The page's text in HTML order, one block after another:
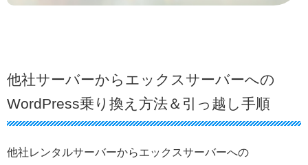
他社サーバーからエックスサーバーへの
WordPress乗り換え方法＆引っ越し手順
他社レンタルサーバーからエックスサーバーへの